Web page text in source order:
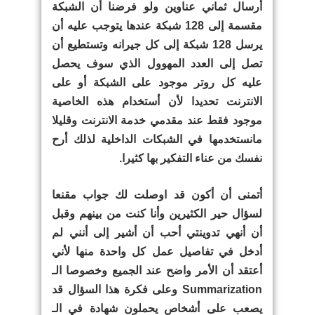
أرسال ثماني عناوين ولو فرضنا أن الشبكة
مقسمة إلى 128 شبكة عندها يتوجب عليه أن
يرسل 128 شبكة إلى كل جيرانه وتستطيع أن
تصل إلى العدد المهوول الذي سوف يحصل
عليه كل روتر موجود على الشبكة أو على
الانترنت تحديدا لأن أستخدام هذه الخاصية
موجود فقط عند مقدمي خدمة الانترنت وقليلا
مانستخدمها في الشبكات الداخلية لذلك أرح
نفسك من عناء التفكير بها كثيرا.
أتمنى أن أكون قد اوصلت لك جواب مقنعا
لسؤال حير الكثيرين وأنا كنت من بينهم وقبل
أن أنهي تدوينتي أحب أن أشير إلى أنني لم
أدخل في تفاصيل عمل كل واحدة منها لأني
أعتقد أن الأمر واضح عند الجميع وخصوصا الـ
Summarization وعلى فكرة هذا السؤال قد
يصعب على أشخاص يحملون شهادة في الـ